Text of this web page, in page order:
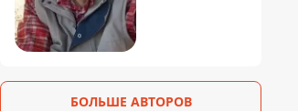
БОЛЬШЕ АВТОРОВ